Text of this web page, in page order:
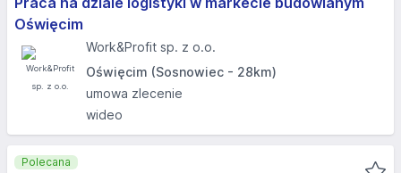
Oświęcim
Work&Profit sp. z o.o.
Oświęcim (Sosnowiec - 28km)
umowa zlecenie
wideo
Polecana